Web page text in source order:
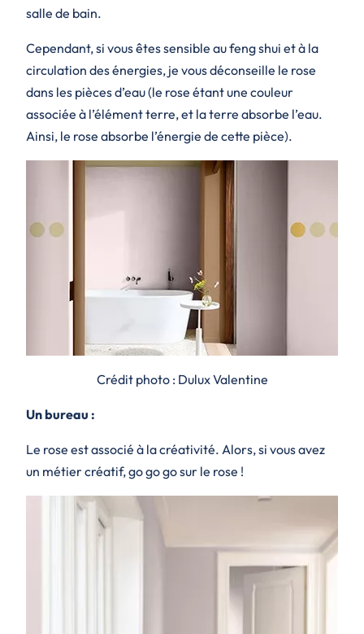
salle de bain.
Cependant, si vous êtes sensible au feng shui et à la
circulation des énergies, je vous déconseille le rose
dans les pièces d’eau (le rose étant une couleur
associée à l’élément terre, et la terre absorbe l’eau.
Ainsi, le rose absorbe l’énergie de cette pièce).
Crédit photo : Dulux Valentine
Un bureau :
Le rose est associé à la créativité. Alors, si vous avez
un métier créatif, go go go sur le rose !